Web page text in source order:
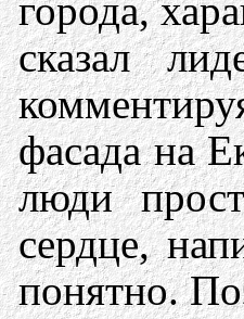
города,
сказал
фасада на
люди
сердце,
понятно.